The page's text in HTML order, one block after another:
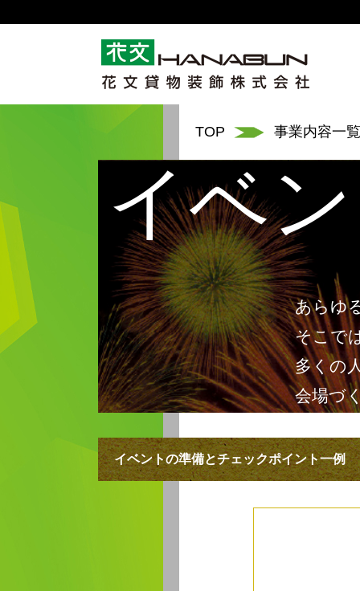
TOP 事業内容一覧
イベ
あらゆ
そこで
多くの
会場づ
イベントの準備とチェックポイント一例